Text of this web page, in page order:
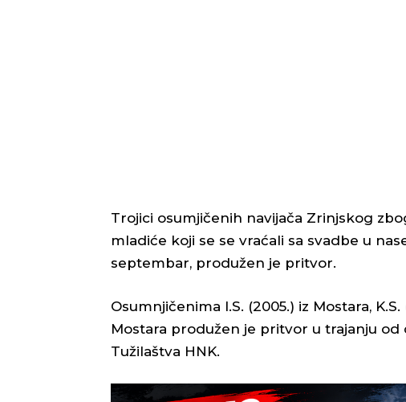
Trojici osumjičenih navijača Zrinjskog
mladiće koji se se vraćali sa svadbe u
septembar, produžen je pritvor.
Osumnjičenima I.S. (2005.) iz Mostara,
Mostara produžen je pritvor u trajanju od
Tužilaštva HNK.